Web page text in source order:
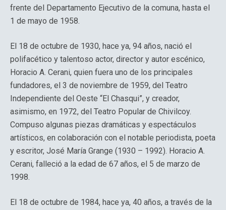
frente del Departamento Ejecutivo de la comuna, hasta el
1 de mayo de 1958.
El 18 de octubre de 1930, hace ya, 94 años, nació el
polifacético y talentoso actor, director y autor escénico,
Horacio A. Cerani, quien fuera uno de los principales
fundadores, el 3 de noviembre de 1959, del Teatro
Independiente del Oeste “El Chasqui”, y creador,
asimismo, en 1972, del Teatro Popular de Chivilcoy.
Compuso algunas piezas dramáticas y espectáculos
artísticos, en colaboración con el notable periodista, poeta
y escritor, José María Grange (1930 – 1992). Horacio A.
Cerani, falleció a la edad de 67 años, el 5 de marzo de
1998.
El 18 de octubre de 1984, hace ya, 40 años, a través de la